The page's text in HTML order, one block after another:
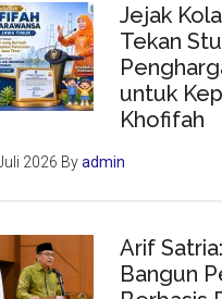
Jejak
Tekan
untuk
Khofifah
2026 Byadmin
Arif
Bangun